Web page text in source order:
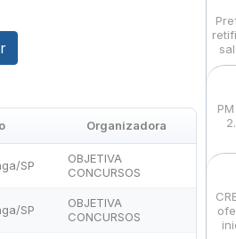
Organizadora
SP
OBJETIVA
CONCURSOS
SP
OBJETIVA
CONCURSOS